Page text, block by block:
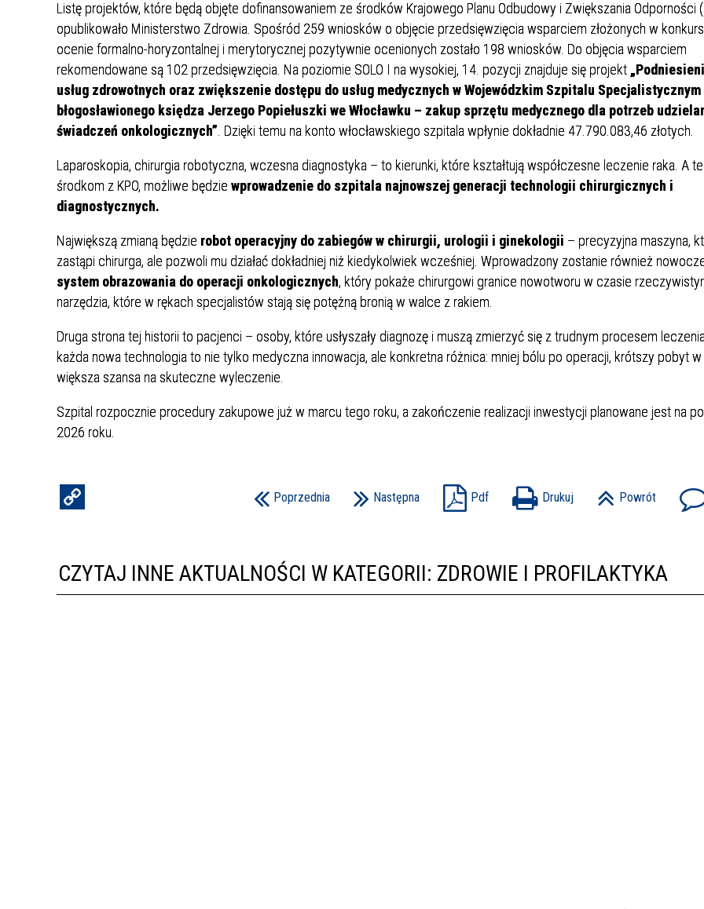
Żywienie dla Zdrowia
Jadłospisy Dekadowe
Zdjęcia Posiłków
Materiały Edukacyjne dla Pacjentów
Wyniki Uzyskanych Badań
Zgłaszanie Anonimowych Uwag
Wnioski i Skargi Standardy Ochrony
Cennik Badań Diagnostycznych i
Usług
Jonizującego
Wsparcie w Kryzysie Psychicznym –
Ważne Informacje i Numery
Telefonów Pomocowych
Poradnia Ortopedii i Traumatologii Poradnia Otolaryngologiczna Poradnia Patologii
Poradnia Rehabilitacyjna Poradnia Urologiczna Poradnia Zdrowia
Oddział Rehabilitacji
Kardiologicznej/Oddział Dzienny
Rehabilitacji Kardiologicznej
Oddział Urologii Szpitalny Oddział
Zdrowia
Listę projektów, które będą objęte dofinansowaniem ze środków Krajowego Planu Odbudowy i Zwiększania Odporności
opublikowało Ministerstwo Zdrowia. Spośród 259 wniosków o objęcie przedsięwzięcia wsparciem złożonych w
ocenie formalno-horyzontalnej i merytorycznej pozytywnie ocenionych zostało 198 wniosków. Do objęcia wsparciem
rekomendowane są 102 przedsięwzięcia. Na poziomie SOLO I na wysokiej, 14. pozycji znajduje się projekt
usług zdrowotnych oraz zwiększenie dostępu do usług medycznych w Wojewódzkim Szpitalu Specjalistycznym
błogosławionego księdza Jerzego Popiełuszki we Włocławku – zakup sprzętu medycznego dla potrzeb
świadczeń onkologicznych” . Dzięki temu na konto włocławskiego szpitala wpłynie dokładnie 47.790.083,46 złotych.
Laparoskopia, chirurgia robotyczna, wczesna diagnostyka – to kierunki, które kształtują współczesne leczenie raka. A
środkom z KPO, możliwe będzie wprowadzenie do szpitala najnowszej generacji technologii chirurgicznych i
diagnostycznych.
Największą zmianą będzie robot operacyjny do zabiegów w chirurgii, urologii i ginekologii – precyzyjna maszyna,
zastąpi chirurga, ale pozwoli mu działać dokładniej niż kiedykolwiek wcześniej. Wprowadzony zostanie również
system obrazowania do operacji onkologicznych, który pokaże chirurgowi granice nowotworu w czasie
narzędzia, które w rękach specjalistów stają się potężną bronią w walce z rakiem.
Druga strona tej historii to pacjenci – osoby, które usłyszały diagnozę i muszą zmierzyć się z trudnym procesem
każda nowa technologia to nie tylko medyczna innowacja, ale konkretna różnica: mniej bólu po operacji, krótszy pobyt w
większa szansa na skuteczne wyleczenie.
Szpital rozpocznie procedury zakupowe już w marcu tego roku, a zakończenie realizacji inwestycji planowane jest na
2026 roku.
Poprzednia Następna Pdf Drukuj Powrót
CZYTAJ INNE AKTUALNOŚCI W KATEGORII: ZDROWIE I PROFILAKTYKA